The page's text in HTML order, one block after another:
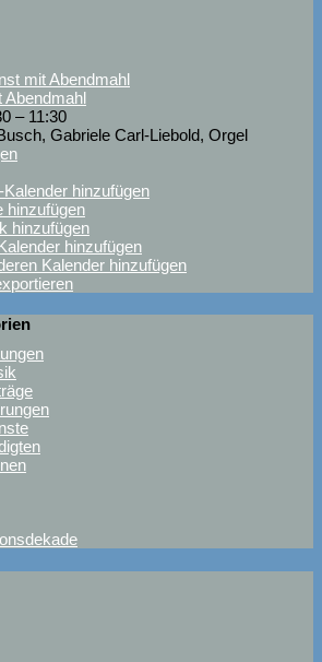
mit Abendmahl
– 11:30
Gabriele Carl-Liebold, Orgel
hinzufügen
hinzufügen
hinzufügen
hinzufügen
Kalender hinzufügen